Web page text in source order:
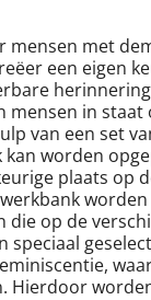
mensen met
een eigen
in staat
van een set
worden
plaats op
die op de
speciaal
Hierdoor